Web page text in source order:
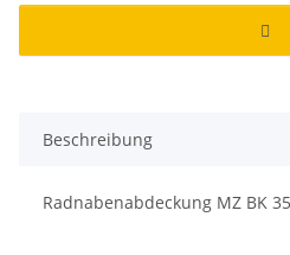
Beschreibung
Radnabenabdeckung MZ BK